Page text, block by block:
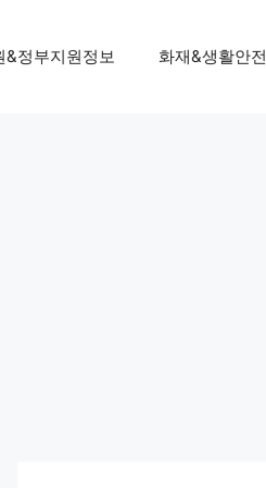
&정부지원정보 화재&생활안전